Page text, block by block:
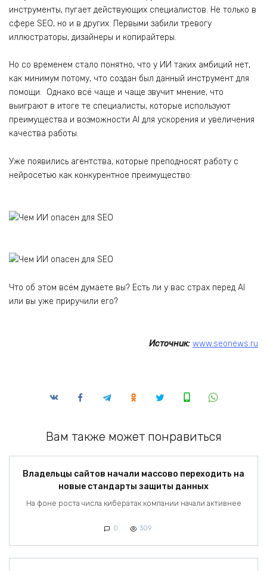
инструменты, пугает действующих специалистов. Не только в
сфере SEO, но и в других. Первыми забили тревогу
иллюстраторы, дизайнеры и копирайтеры.
Но со временем стало понятно, что у ИИ таких амбиций нет,
как минимум потому, что создан был данный инструмент для
помощи. Однако всё чаще и чаще звучит мнение, что
выиграют в итоге те специалисты, которые используют
преимущества и возможности AI для ускорения и увеличения
качества работы.
Уже появились агентства, которые преподносят работу с
нейросетью как конкурентное преимущество:
Что об этом всём думаете вы? Есть ли у вас страх перед AI
или вы уже приручили его?
Источник: www.seonews.ru
Вам также может понравиться
Владельцы сайтов начали массово переходить на
новые стандарты защиты данных
На фоне роста числа кибератак компании начали активнее
0 309